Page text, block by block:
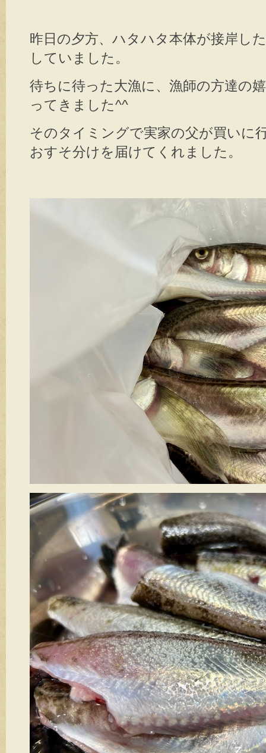
昨日の夕方、ハタハタ本体が接岸し
していました。
待ちに待った大漁に、漁師の方達の
ってきました^^
そのタイミングで実家の父が買いに
おすそ分けを届けてくれました。